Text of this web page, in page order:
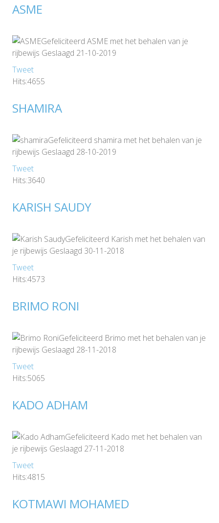
ASME
Gefeliciteerd ASME met het behalen van je
rijbewijs Geslaagd 21-10-2019
Tweet
Hits:4655
SHAMIRA
Gefeliciteerd shamira met het behalen van je
rijbewijs Geslaagd 28-10-2019
Tweet
Hits:3640
KARISH SAUDY
Gefeliciteerd Karish met het behalen van
je rijbewijs Geslaagd 30-11-2018
Tweet
Hits:4573
BRIMO RONI
Gefeliciteerd Brimo met het behalen van je
rijbewijs Geslaagd 28-11-2018
Tweet
Hits:5065
KADO ADHAM
Gefeliciteerd Kado met het behalen van
je rijbewijs Geslaagd 27-11-2018
Tweet
Hits:4815
KOTMAWI MOHAMED